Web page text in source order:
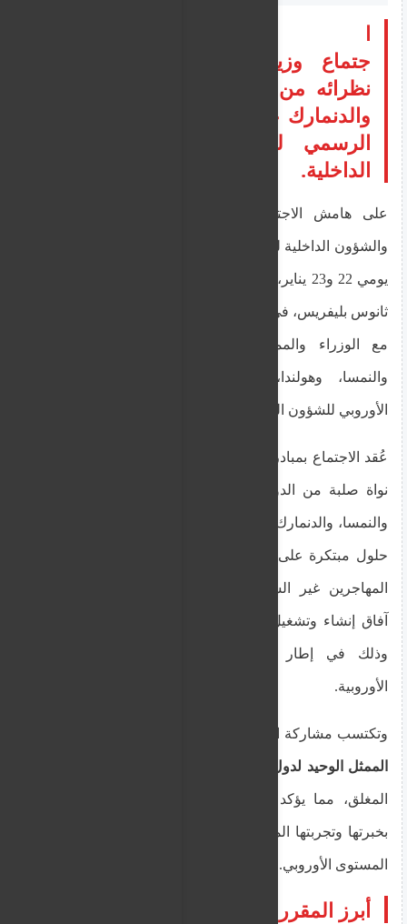
ا
جتماع وزير الهجرة واللجوء مع
نظرائه من ألمانيا والنمسا وهولندا
والدنمارك على هامش الاجتماع غير
الرسمي لوزراء العدل والشؤون
الداخلية.
على هامش الاجتماع غير الرسمي لوزراء العدل
والشؤون الداخلية للاتحاد الأوروبي المنعقد في نيقوسيا
يومي 22 و23 يناير، شارك وزير الهجرة واللجوء، السيد
ثانوس بليفريس، في اجتماع عمل مغلق رفيع المستوى
مع الوزراء والممثلين السامين لكل من ألمانيا،
والنمسا، وهولندا، والدنمارك، وبحضور المفوض
الأوروبي للشؤون الداخلية والهجرة، ماغنوس برونر.
عُقد الاجتماع بمبادرة من ألمانيا، وشكّل بداية لتأسيس
نواة صلبة من الدول الأعضاء تضم (ألمانيا، وهولندا،
والنمسا، والدنمارك، واليونان)، تهدف إلى تعزيز وبلورة
حلول مبتكرة على الصعيد العملياتي في مجال إعادة
المهاجرين غير الشرعيين. وتركزت النقاشات حول
آفاق إنشاء وتشغيل
وذلك في إطار البعد الخارجي لسياسة الهجرة
الأوروبية.
وتكتسب مشاركة الوزير اليوناني أهمية خاصة باعتباره
الممثل الوحيد لدول الجنوب الأوروبي
المغلق، مما يؤكد الدور القيادي لليونان والاعتراف
بخبرتها وتجربتها المعرفية في إدارة ملف الهجرة على
المستوى الأوروبي.
أبرز المقررات والخطوات القادمة